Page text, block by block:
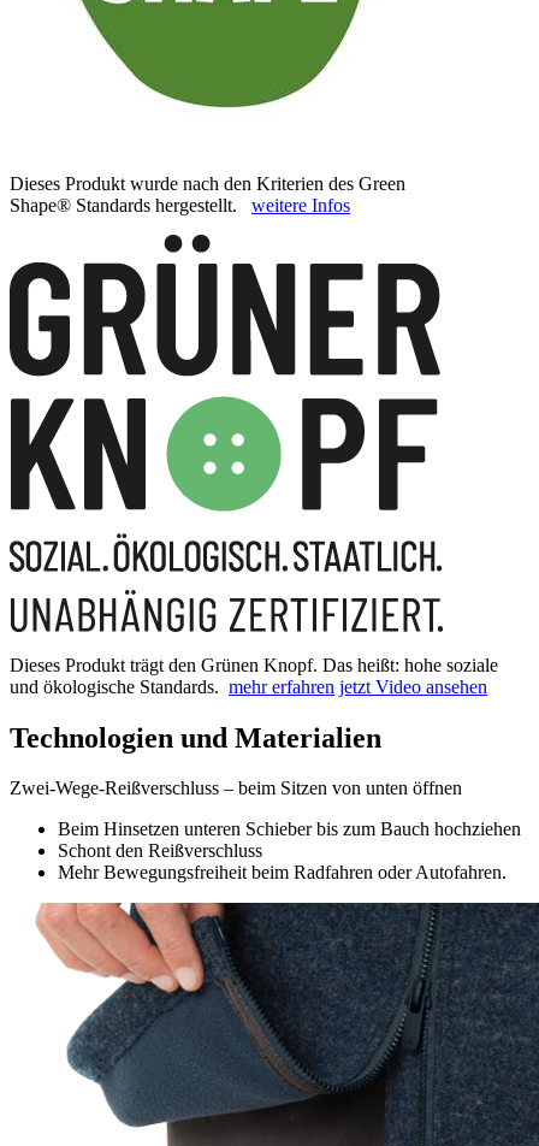
Dieses Produkt wurde nach den Kriterien des Green
Shape® Standards hergestellt. weitere Infos
Dieses Produkt trägt den Grünen Knopf. Das heißt: hohe soziale
und ökologische Standards. mehr erfahren jetzt Video ansehen
Technologien und Materialien
Zwei-Wege-Reißverschluss – beim Sitzen von unten öffnen
Beim Hinsetzen unteren Schieber bis zum Bauch hochziehen
Schont den Reißverschluss
Mehr Bewegungsfreiheit beim Radfahren oder Autofahren.